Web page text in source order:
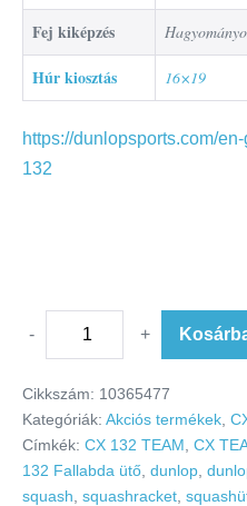
Fej kiképzés
Húr kiosztás 16×19
https://dunlopsports.com/
132
- +
Cikkszám: 10365477
Kategóriák: Akciós termékek,
Címkék: CX 132 TEAM, CX
132 Fallabda ütő, dunlop,
squash, squashracket,